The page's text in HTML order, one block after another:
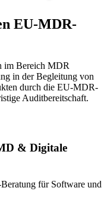
EU-MDR-
im Bereich MDR
in der Begleitung von
durch die EU-MDR-
Auditbereitschaft.
& Digitale
für Software und